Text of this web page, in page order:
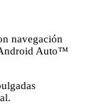
navegación
Auto™